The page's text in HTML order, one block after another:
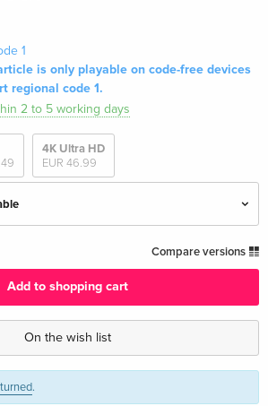
1
is only playable on code-free devices
regional code 1.
2 to 5 working days
4K Ultra HD
EUR 46.99
EUR 25.49
Sold out
Sold out
Compare versions
Add to shopping cart
On the wish list
.